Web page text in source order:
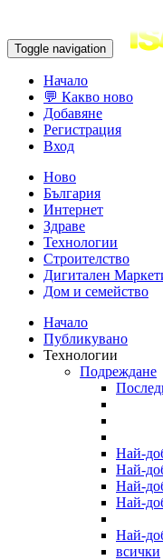
Toggle navigation
Начало
💬 Какво ново
Добавяне
Регистрация
Вход
Ново
България
Интернет
Здраве
Технологии
Строителство
Дигитален
Дом и семейство
Начало
Публикувано
Технологии
Подреждане
Най-
Най-
Най-
Най-
Най-
всички